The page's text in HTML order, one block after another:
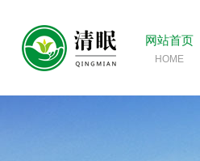
网站首页
HOME